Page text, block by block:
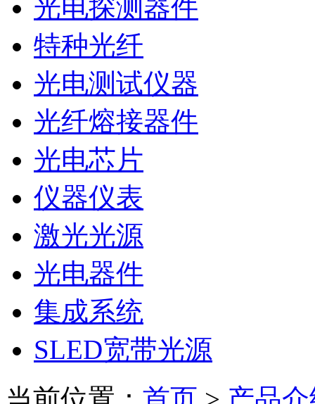
光电探测器件
特种光纤
光电测试仪器
光纤熔接器件
光电芯片
仪器仪表
激光光源
光电器件
集成系统
SLED宽带光源